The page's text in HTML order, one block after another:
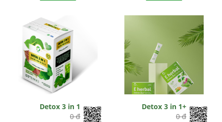
Detox 3 in 1
0 đ
Detox 3 in 1+
0 đ